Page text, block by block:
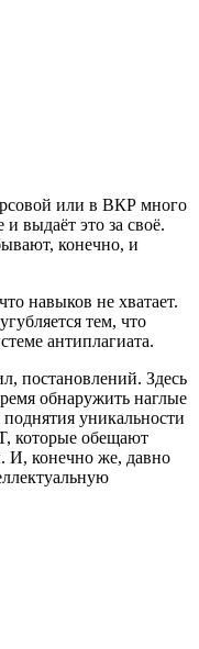
или в ВКР много
выдаёт это за своё.
конечно, и
навыков не хватает.
тем, что
антиплагиата.
постановлений. Здесь
обнаружить наглые
уникальности
которые обещают
И, конечно же, давно